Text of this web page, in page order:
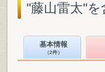
"藤山雷太"
基本情報
（2件）